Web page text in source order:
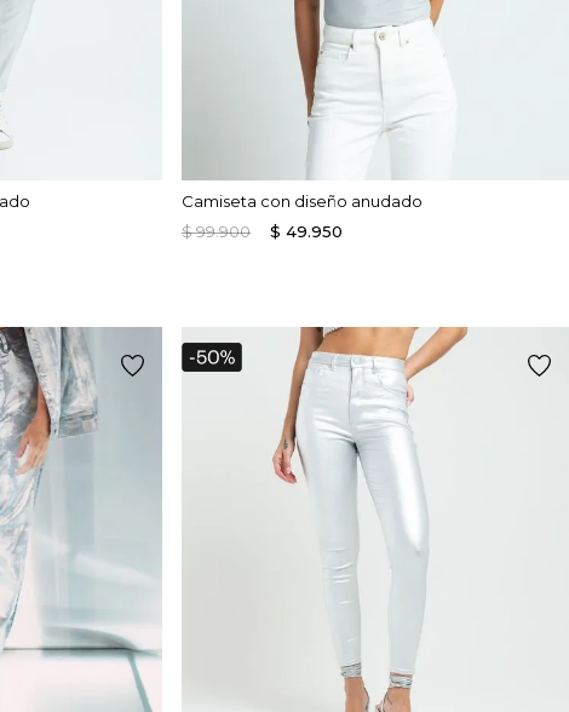
Camiseta con diseño anudado
$99.900 $ 49.950